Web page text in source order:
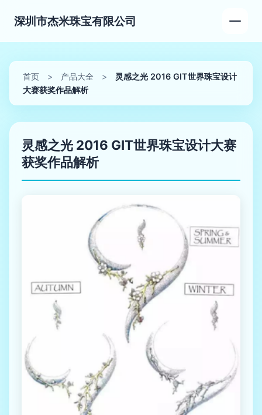
深圳市杰米珠宝有限公司
首页 > 产品大全 >
灵感之光 2016 GIT世界珠宝设计
大赛获奖作品解析
灵感之光 2016 GIT世界珠宝设计大赛
获奖作品解析